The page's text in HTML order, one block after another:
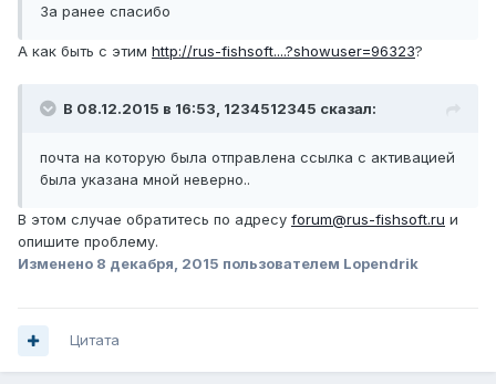
За ранее спасибо
А как быть с этим http://rus-fishsoft....?showuser=96323?
В 08.12.2015 в 16:53, 1234512345 сказал:
почта на которую была отправлена ссылка с активацией
была указана мной неверно..
В этом случае обратитесь по адресу forum@rus-fishsoft.ru и
опишите проблему.
Изменено 8 декабря, 2015 пользователем Lopendrik
Цитата